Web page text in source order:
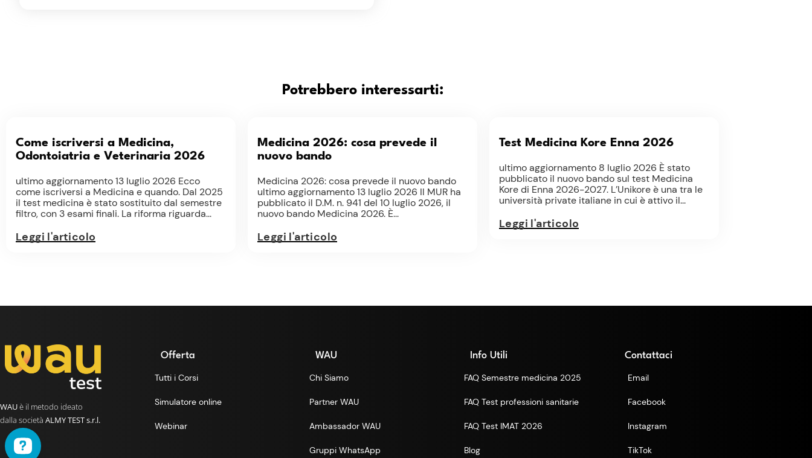
Potrebbero interessarti:
Come iscriversi a Medicina,
Odontoiatria e Veterinaria 2026
ultimo aggiornamento 13 luglio 2026 Ecco
come iscriversi a Medicina e quando. Dal 2025
il test medicina è stato sostituito dal semestre
filtro, con 3 esami finali. La riforma riguarda...
Leggi l'articolo
Medicina 2026: cosa prevede il
nuovo bando
Medicina 2026: cosa prevede il nuovo bando
ultimo aggiornamento 13 luglio 2026 Il MUR ha
pubblicato il D.M. n. 941 del 10 luglio 2026, il
nuovo bando Medicina 2026. È...
Leggi l'articolo
Test Medicina Kore Enna 2026
ultimo aggiornamento 8 luglio 2026 È stato
pubblicato il nuovo bando sul test Medicina
Kore di Enna 2026-2027. L’Unikore è una tra le
università private italiane in cui è attivo il...
Leggi l'articolo
WAUè il metodo ideato
dalla società ALMY TEST s.r.l.
Offerta
Tutti i Corsi
Simulatore online
Webinar
WAU
Chi Siamo
Partner WAU
Ambassador WAU
Gruppi WhatsApp
Info Utili
FAQ Semestre medicina 2025
FAQ Test professioni sanitarie
FAQ Test IMAT 2026
Blog
Contattaci
Email
Facebook
Instagram
TikTok